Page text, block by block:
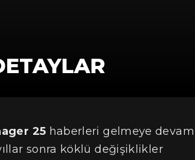
25 haberleri gelmeye devam
sonra köklü değişiklikler